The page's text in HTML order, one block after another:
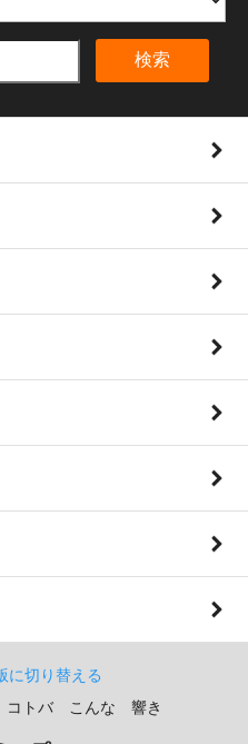
検索
に切り替える
トバ こんな 響き